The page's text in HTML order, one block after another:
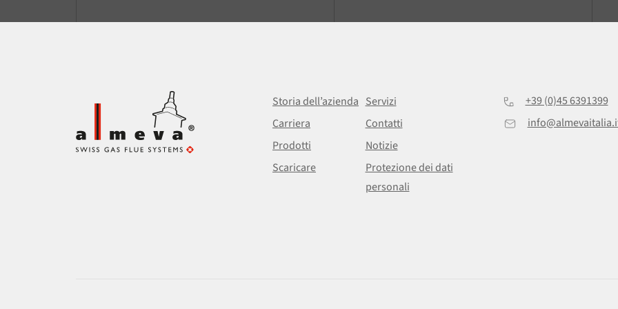
Storia dell’azienda Servizi
Carriera
Contatti
Prodotti
Notizie
Scaricare
Protezione dei dati
personali
+39 (0)45 6391399